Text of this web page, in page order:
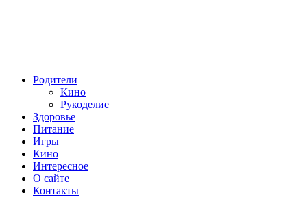
Родители
Кино
Рукоделие
Здоровье
Питание
Игры
Кино
Интересное
О сайте
Контакты